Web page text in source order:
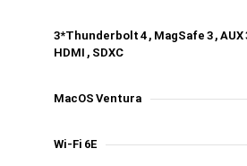
3*Thunderbolt 4 , MagSafe 3 , AUX
HDMI , SDXC
MacOS Ventura
Wi-Fi 6E